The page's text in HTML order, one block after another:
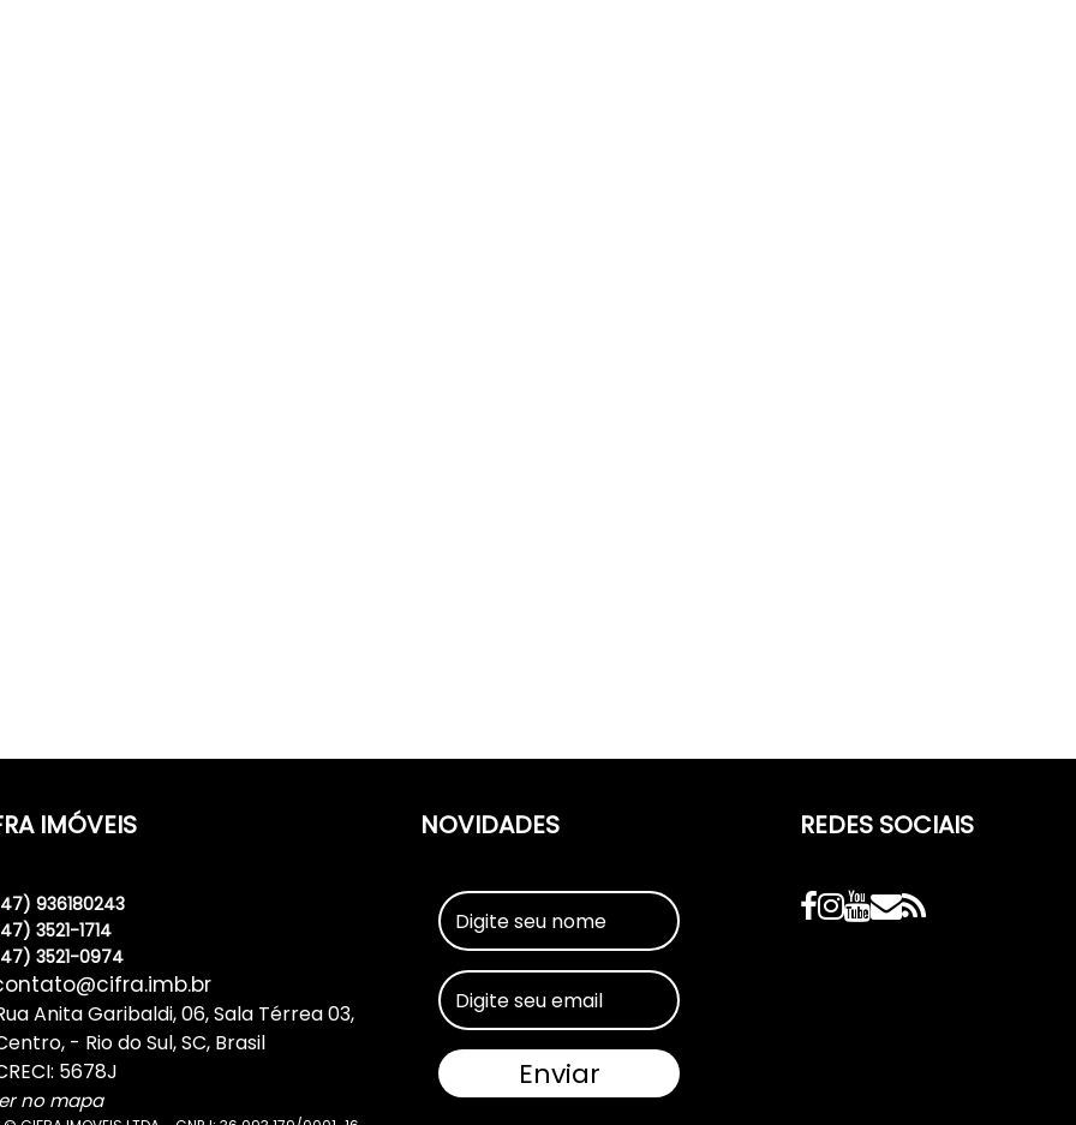
IMÓVEIS
936180243
3521-1714
3521-0974
Anita Garibaldi,06,Sala Térrea 03,
, Rio do Sul,SC, Brasil
5678J
no mapa
NOVIDADES REDES SOCIAIS